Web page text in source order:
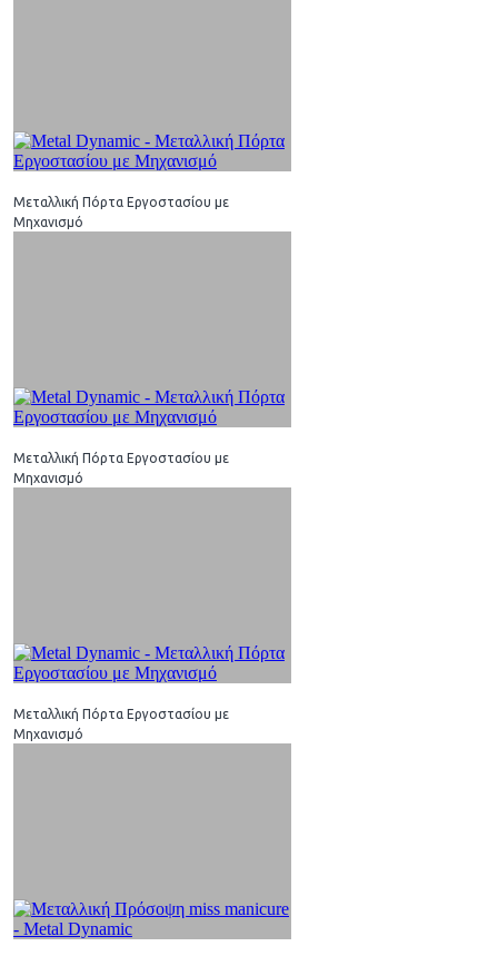
Μεταλλική Πόρτα Εργοστασίου με
Μηχανισμό
Μεταλλική Πόρτα Εργοστασίου με
Μηχανισμό
Μεταλλική Πόρτα Εργοστασίου με
Μηχανισμό